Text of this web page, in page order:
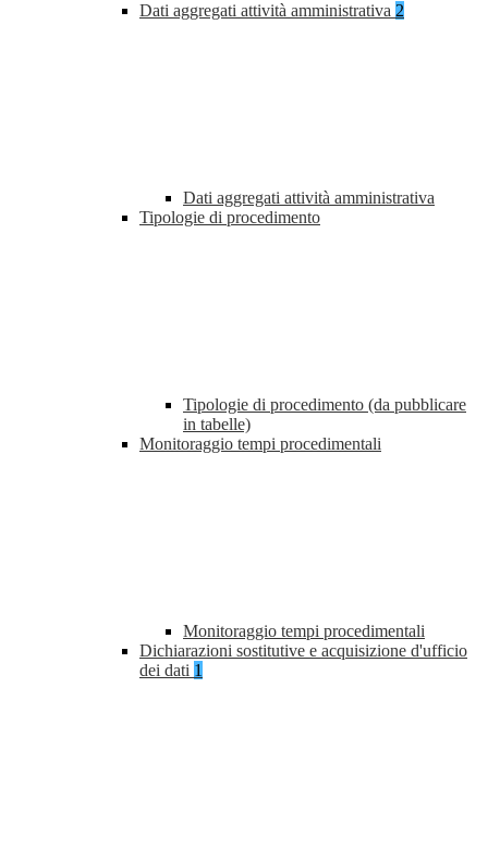
Dati aggregati attività amministrativa 2
Dati aggregati attività amministrativa
Tipologie di procedimento
Tipologie di procedimento (da pubblicare
in tabelle)
Monitoraggio tempi procedimentali
Monitoraggio tempi procedimentali
Dichiarazioni sostitutive e acquisizione d'ufficio
dei dati 1